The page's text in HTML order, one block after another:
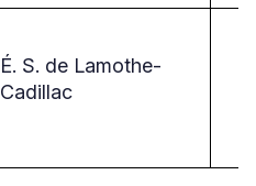
É. S. de Lamothe-
Cadillac